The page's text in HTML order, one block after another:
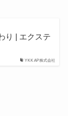
YKK AP株式会社
り | エクステ